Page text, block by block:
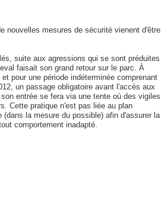
nouvelles mesures de sécurité vienent d'être
suite aux agressions qui se sont préduites
faisait son grand retour sur le parc. À
pour une période indéterminée comprenant
un passage obligatoire avant l'accès aux
entrée se fera via une tente où des vigiles
Cette pratique n'est pas liée au plan
la mesure du possible) afin d'assurer la
comportement inadapté.